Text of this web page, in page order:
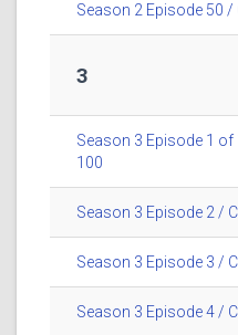
Season 2 Episode 50
3
Season 3 Episode 1
100
Season 3 Episode 2 /
Season 3 Episode 3 /
Season 3 Episode 4 /